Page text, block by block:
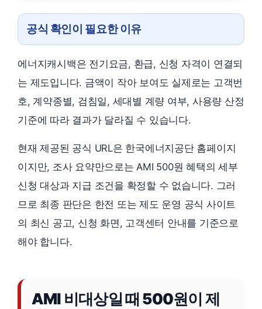
공식 확인이 필요한 이유
에너지캐시백은 전기요금, 환급, 신청 자격이 연결되
는 제도입니다. 금액이 작아 보여도 실제로는 고객번
호, 계약종별, 검침일, 세대별 계량 여부, 사용량 산정
기준에 따라 결과가 달라질 수 있습니다.
현재 제공된 공식 URL은 한국에너지공단 홈페이지
이지만, 조사 요약만으로는 AMI 500원 혜택의 세부
신청 대상과 지급 조건을 확정할 수 없습니다. 그러
므로 최종 판단은 한전 또는 제도 운영 공식 사이트
의 최신 공고, 신청 화면, 고객센터 안내를 기준으로
해야 합니다.
AMI 비대상일 때 500원이 제